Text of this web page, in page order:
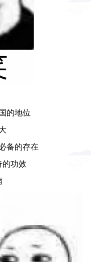
的地位
备的存在
的功效